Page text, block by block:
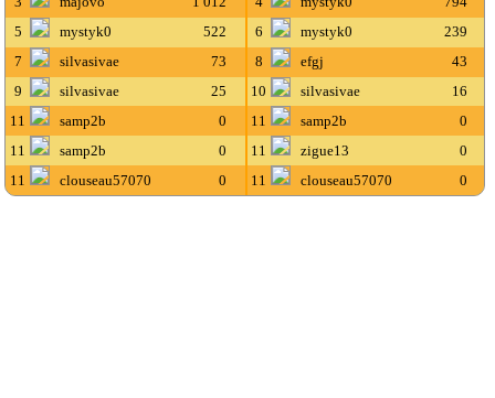
5
mystyk0 522 6 mystyk0
239
7
silvasivae 73 8 efgj
43
9
silvasivae 25 10 silvasivae
16
11
samp2b 0 11 samp2b
0
11
samp2b 0 11 zigue13
0
11
clouseau57070 0 11 clouseau57070 0